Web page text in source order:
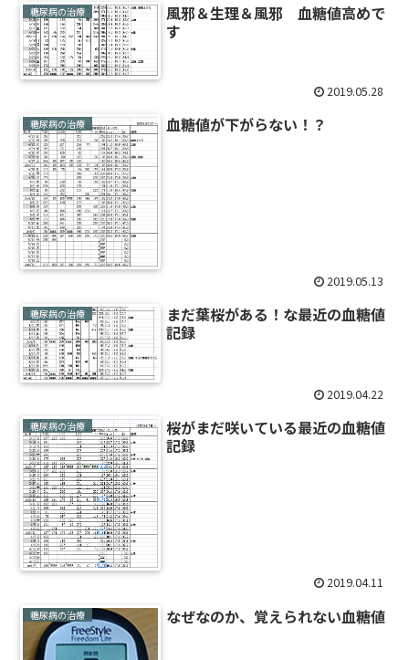
糖尿病の治療
風邪＆生理＆風邪 血糖値高めで
す
2019.05.28
糖尿病の治療 血糖値が下がらない！？
2019.05.13
糖尿病の治療
まだ葉桜がある！な最近の血糖値
記録
2019.04.22
糖尿病の治療
桜がまだ咲いている最近の血糖値
記録
2019.04.11
糖尿病の治療 なぜなのか、覚えられない血糖値